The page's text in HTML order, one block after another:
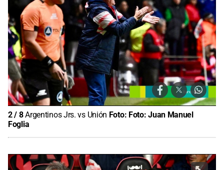
2/ 8Argentinos Jrs. vs Unión Foto: Foto: Juan Manuel
Foglia